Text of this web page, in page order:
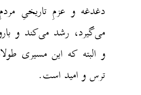
دغدغه و عزمِ تاریخیِ مردمِ
می‌گیرد، رشد می‌کند و
و البته که این مسیری
ترس و امید است.